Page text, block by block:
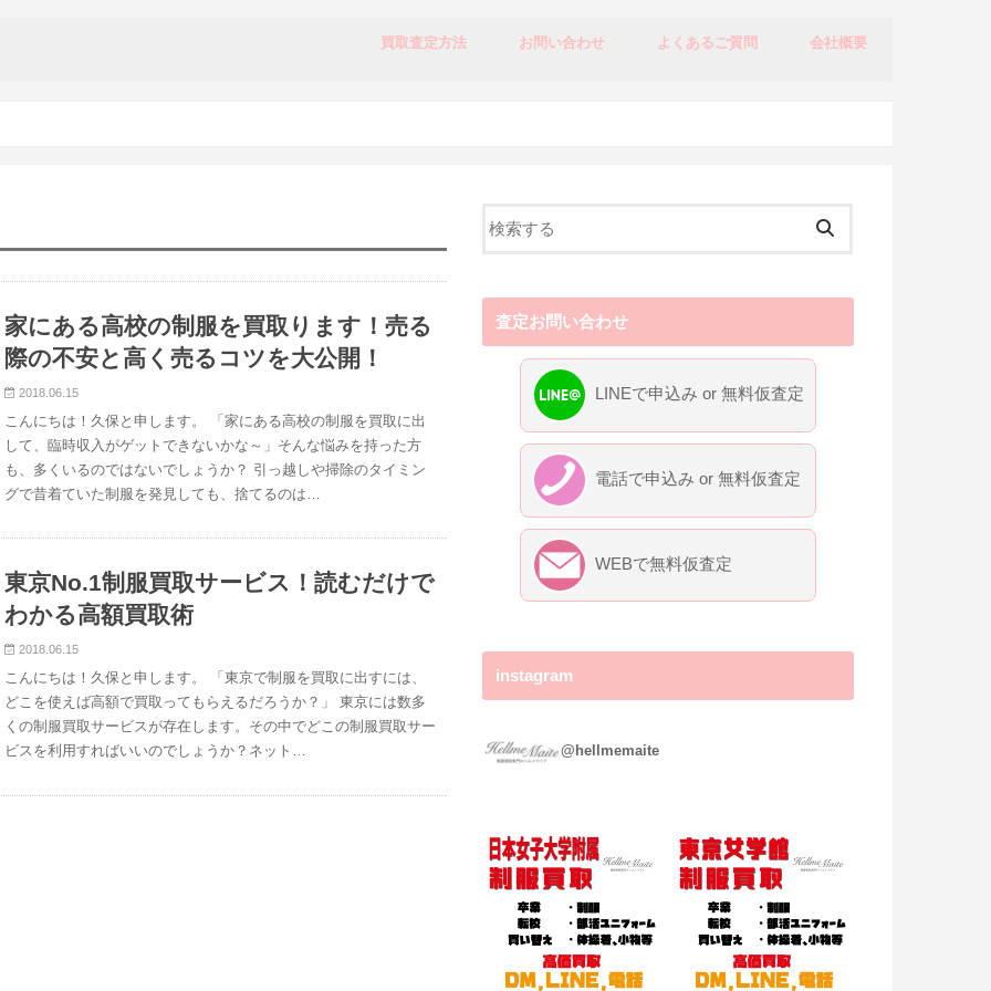
買取査定方法 お問い合わせ よくあるご質問 会社概要
家にある高校の制服を買取ります！売る
際の不安と高く売るコツを大公開！
2018.06.15
こんにちは！久保と申します。 「家にある高校の制服を買取に出
して、臨時収入がゲットできないかな～」そんな悩みを持った方
も、多くいるのではないでしょうか？ 引っ越しや掃除のタイミン
グで昔着ていた制服を発見しても、捨てるのは…
東京No.1制服買取サービス！読むだけで
わかる高額買取術
2018.06.15
こんにちは！久保と申します。 「東京で制服を買取に出すには、
どこを使えば高額で買取ってもらえるだろうか？」 東京には数多
くの制服買取サービスが存在します。その中でどこの制服買取サー
ビスを利用すればいいのでしょうか？ネット…
査定お問い合わせ
LINEで申込み or 無料仮査定
電話で申込み or 無料仮査定
WEBで無料仮査定
instagram
@hellmemaite